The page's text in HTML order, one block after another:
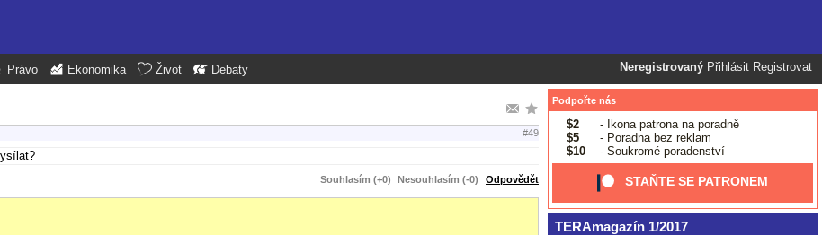
Neregistrovaný Přihlásit Registrovat
Právo Ekonomika Život Debaty
#49
Souhlasím (+0) Nesouhlasím (-0) Odpovědět
Podpořte nás
$2
- Ikona patrona na poradně
$5
- Poradna bez reklam
$10
- Soukromé poradenství
STAŇTE SE PATRONEM
TERAmagazín 1/2017